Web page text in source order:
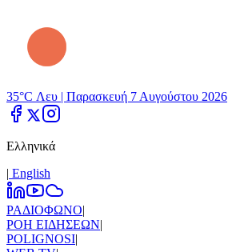
35°C Λευ | Παρασκευή 7 Αυγούστου 2026
Ελληνικά
| Εnglish
ΡΑΔΙΟΦΩΝΟ|
ΡΟΗ ΕΙΔΗΣΕΩΝ|
POLIGNOSI|